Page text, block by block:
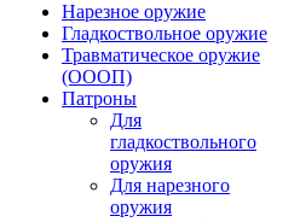
Нарезное оружие
Гладкоствольное оружие
Травматическое оружие
(ОООП)
Патроны
Для
гладкоствольного
оружия
Для нарезного
оружия